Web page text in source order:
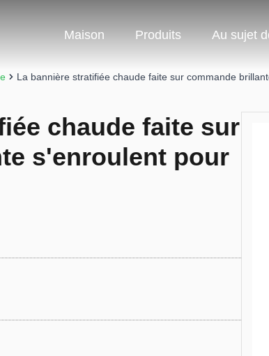
Maison Produits Au sujet
La bannière stratifiée chaude faite sur commande
chaude faite sur
s'enroulent pour